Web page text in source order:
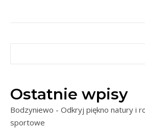
Ostatnie wpisy
Bodzyniewo - Odkryj piękno natury i
sportowe